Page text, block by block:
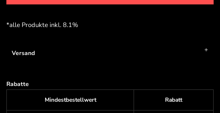
*alle Produkte inkl. 8.1%
Versand
Rabatte
Mindestbestellwert
Rabatt